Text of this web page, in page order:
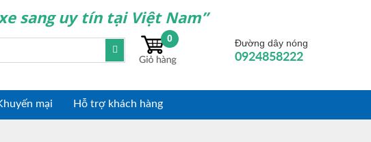
sang uy tín tại Việt Nam”
Đường dây nóng
0924858222
0
mại Hỗ trợ khách hàng